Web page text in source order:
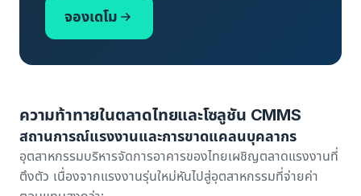
จองเดโม
ความท้าทายในตลาดไทยและโซลูชัน CMMS
สถานการณ์แรงงานและการขาดแคลนบุคลากร
อุตสาหกรรมบริหารจัดการอาคารของไทยเผชิญตลาดแรงงานที่
ตึงตัว เนื่องจากแรงงานรุ่นใหม่หันไปสู่อุตสาหกรรมที่จ่ายค่า